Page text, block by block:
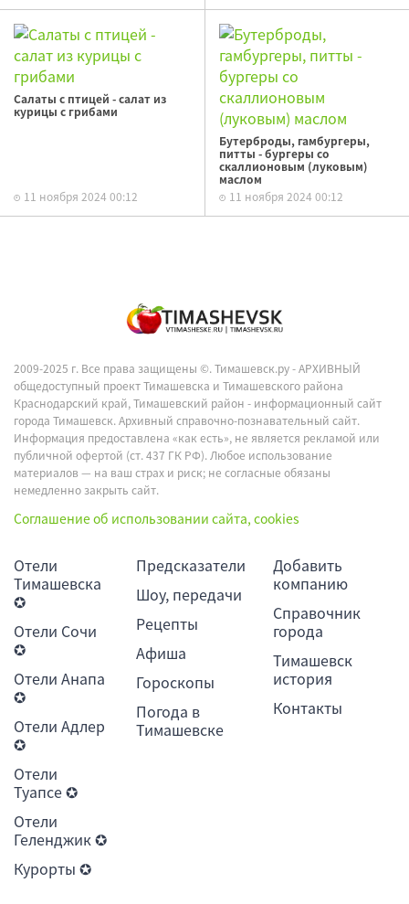
Салаты с птицей - салат из
курицы с грибами
11 ноября 2024 00:12
Бутерброды, гамбургеры,
питты - бургеры со
скаллионовым (луковым)
маслом
11 ноября 2024 00:12
2009-2025 г. Все права защищены ©.Тимашевск.ру - АРХИВНЫЙ
общедоступный проект Тимашевска и Тимашевского района
Краснодарский край, Тимашевский район - информационный сайт
города Тимашевск. Архивный справочно-познавательный сайт.
Информация предоставлена «как есть», не является рекламой или
публичной офертой (ст. 437 ГК РФ). Любое использование
материалов — на ваш страх и риск; не согласные обязаны
немедленно закрыть сайт.
Соглашение об использовании сайта, cookies
Отели
Тимашевска
✪
Отели Сочи
✪
Отели Анапа
✪
Отели Адлер
✪
Отели
Туапсе ✪
Отели
Геленджик ✪
Курорты ✪
Предсказатели
Шоу, передачи
Рецепты
Афиша
Гороскопы
Погода в
Тимашевске
Добавить
компанию
Справочник
города
Тимашевск
история
Контакты